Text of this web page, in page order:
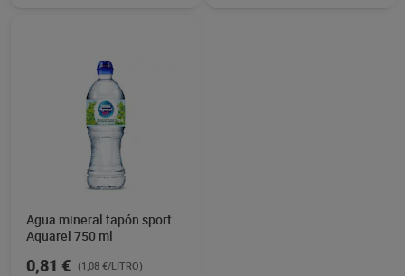
Agua mineral tapón sport
Aquarel 750 ml
0,81 € (1,08 €/LITRO)